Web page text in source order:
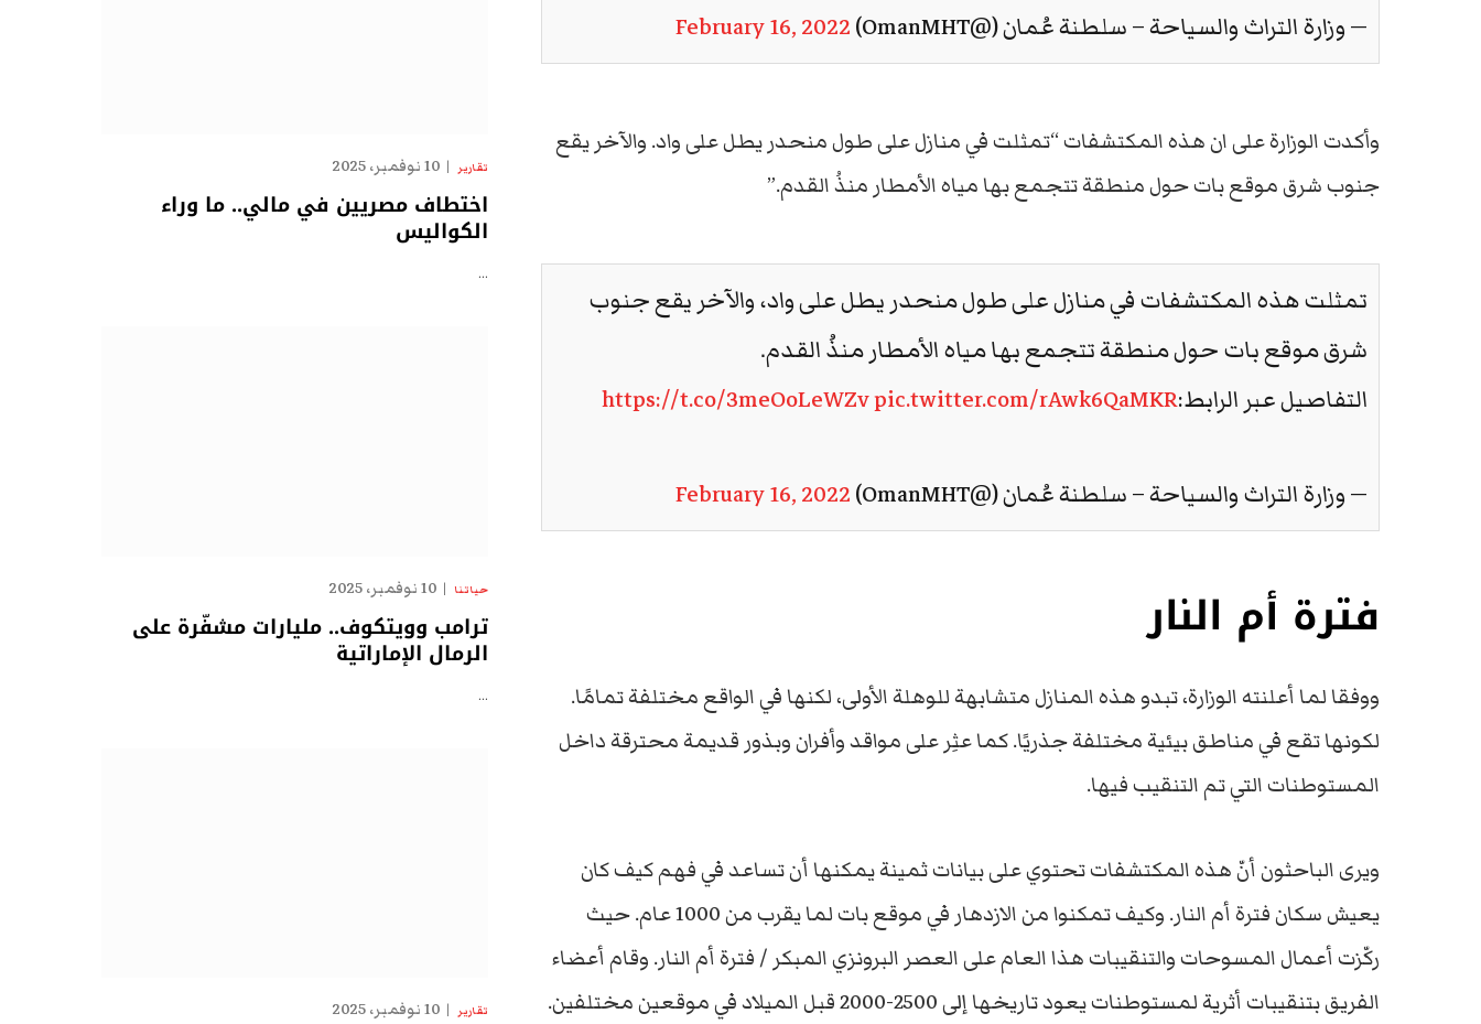
— وزارة التراث والسياحة – سلطنة عُمان (@OmanMHT) February 16, 2022
وأكدت الوزارة على ان هذه المكتشفات “تمثلت في منازل على طول منحدر يطل على واد. والآخر يقع
جنوب شرق موقع بات حول منطقة تتجمع بها مياه الأمطار منذُ القدم.”
تمثلت هذه المكتشفات في منازل على طول منحدر يطل على واد، والآخر يقع جنوب
شرق موقع بات حول منطقة تتجمع بها مياه الأمطار منذُ القدم.
التفاصيل عبر الرابط:
https://t.co/3meOoLeWZvpic.twitter.com/rAwk6QaMKR
— وزارة التراث والسياحة – سلطنة عُمان (@OmanMHT) February 16, 2022
فترة أم النار
ووفقا لما أعلنته الوزارة، تبدو هذه المنازل متشابهة للوهلة الأولى، لكنها في الواقع مختلفة تمامًا.
لكونها تقع في مناطق بيئية مختلفة جذريًا. كما عثِر على مواقد وأفران وبذور قديمة محترقة داخل
المستوطنات التي تم التنقيب فيها.
ويرى الباحثون أنّ هذه المكتشفات تحتوي على بيانات ثمينة يمكنها أن تساعد في فهم كيف كان
يعيش سكان فترة أم النار. وكيف تمكنوا من الازدهار في موقع بات لما يقرب من 1000 عام. حيث
ركّزت أعمال المسوحات والتنقيبات هذا العام على العصر البرونزي المبكر / فترة أم النار. وقام أعضاء
الفريق بتنقيبات أثرية لمستوطنات يعود تاريخها إلى 2500-2000 قبل الميلاد في موقعين مختلفين.
تقارير 10 نوفمبر، 2025
اختطاف مصريين في مالي.. ما وراء
الكواليس
…
حياتنا 10 نوفمبر، 2025
ترامب وويتكوف.. مليارات مشفّرة على
الرمال الإماراتية
…
تقارير 10 نوفمبر، 2025